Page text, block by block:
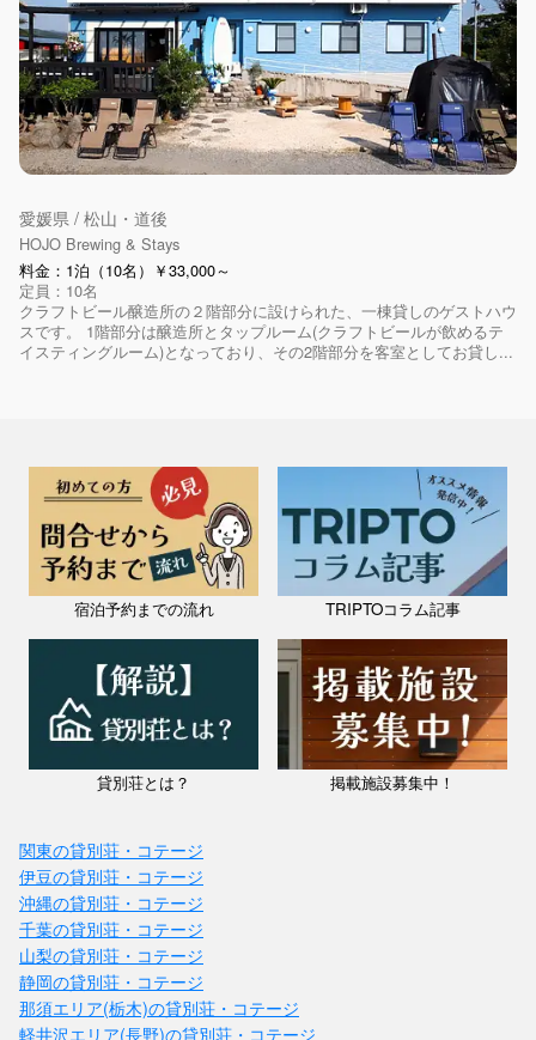
愛媛県 / 松山・道後
HOJO Brewing & Stays
料金：1泊（10名）￥33,000～
定員：10名
クラフトビール醸造所の２階部分に設けられた、一棟貸しのゲストハウ
スです。 1階部分は醸造所とタップルーム(クラフトビールが飲めるテ
イスティングルーム)となっており、その2階部分を客室としてお貸し...
宿泊予約までの流れ TRIPTOコラム記事
貸別荘とは？ 掲載施設募集中！
関東の貸別荘・コテージ
伊豆の貸別荘・コテージ
沖縄の貸別荘・コテージ
千葉の貸別荘・コテージ
山梨の貸別荘・コテージ
静岡の貸別荘・コテージ
那須エリア(栃木)の貸別荘・コテージ
軽井沢エリア(長野)の貸別荘・コテージ